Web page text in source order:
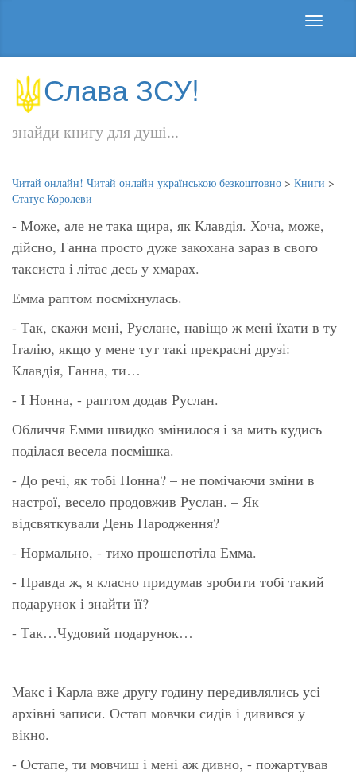
Слава ЗСУ!
знайди книгу для душі...
Читай онлайн! Читай онлайн українською безкоштовно > Книги >
Статус Королеви
- Може, але не така щира, як Клавдія. Хоча, може,
дійсно, Ганна просто дуже закохана зараз в свого
таксиста і літає десь у хмарах.
Емма раптом посміхнулась.
- Так, скажи мені, Руслане, навіщо ж мені їхати в ту
Італію, якщо у мене тут такі прекрасні друзі:
Клавдія, Ганна, ти…
- І Нонна, - раптом додав Руслан.
Обличчя Емми швидко змінилося і за мить кудись
поділася весела посмішка.
- До речі, як тобі Нонна? – не помічаючи зміни в
настрої, весело продовжив Руслан. – Як
відсвяткували День Народження?
- Нормально, - тихо прошепотіла Емма.
- Правда ж, я класно придумав зробити тобі такий
подарунок і знайти її?
- Так…Чудовий подарунок…
Макс і Карла вже другу годину передивлялись усі
архівні записи. Остап мовчки сидів і дивився у
вікно.
- Остапе, ти мовчиш і мені аж дивно, - пожартував